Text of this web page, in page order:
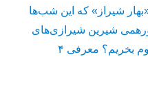
«بهار شیراز» که این شب‌ها
شیرین شیرازی‌های
از کجا اکانت اسپاتیفای پرمیوم بخریم؟ معرفی ۴